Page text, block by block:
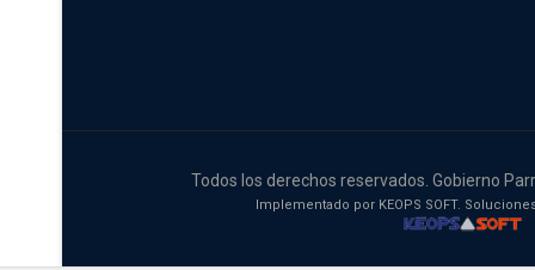
Todos los derechos reservados. Gobierno
Implementado por KEOPS SOFT.